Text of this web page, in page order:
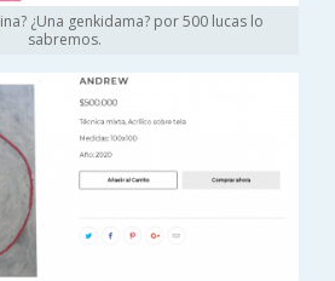
¿Una genkidama? por 500 lucas lo
sabremos.